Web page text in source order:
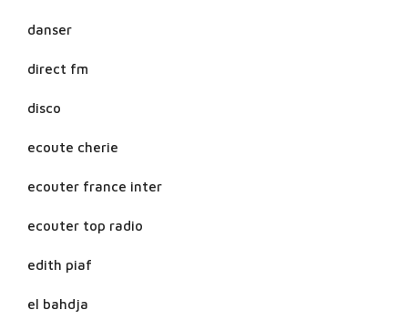
danser
direct fm
disco
ecoute cherie
ecouter france inter
ecouter top radio
edith piaf
el bahdja